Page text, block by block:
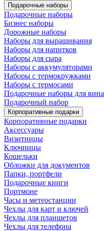
Подарочные наборы
Подарочные наборы
Бизнес наборы
Дорожные наборы
Наборы для выращивания
Наборы для напитков
Наборы для сыра
Наборы с аккумуляторами
Наборы с термокружками
Наборы с термосами
Подарочные наборы для вина
Подарочный набор
Корпоративные подарки
Корпоративные подарки
Аксессуары
Визитницы
Ключницы
Кошельки
Обложки для документов
Папки, портфели
Подарочные книги
Портмоне
Часы и метеостанции
Чехлы для карт и ключей
Чехлы для планшетов
Чехлы для телефона